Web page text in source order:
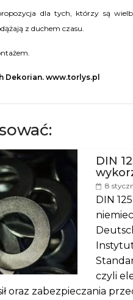
dla tych, którzy są
z duchem czasu.
.
Dekorian. www.torlys.p
DIN
8
DIN
czyli
oraz zabezpieczania